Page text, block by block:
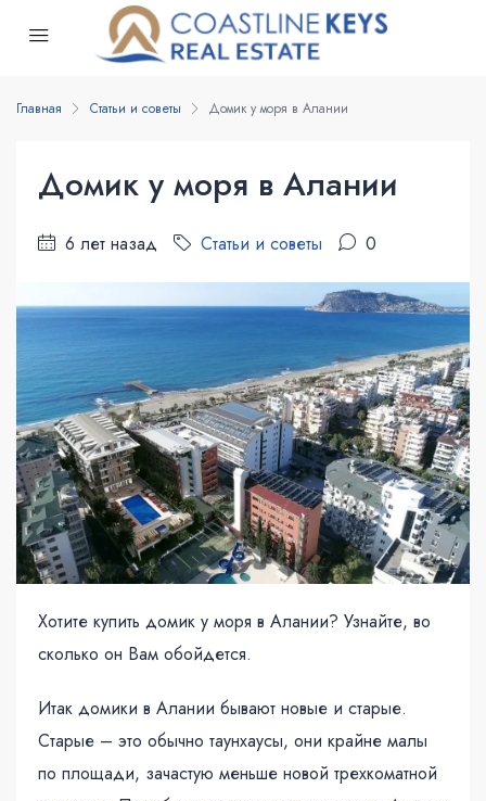
Главная Статьи и советы Домик у моря в Алании
Домик у моря в Алании
6 лет назад Статьи и советы 0
Хотите купить домик у моря в Алании? Узнайте, во
сколько он Вам обойдется.
Итак домики в Алании бывают новые и старые.
Старые – это обычно таунхаусы, они крайне малы
по площади, зачастую меньше новой трехкоматной